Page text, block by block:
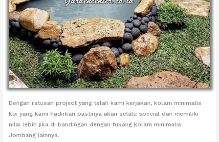
Dengan ratusan project yang telah kami kerjakan, kolam minimalis
koi yang kami hadirkan pastinya akan selalu special dan memiliki
nilai lebih jika di bandingan dengan tukang kolam minimalis
Jombang lainnya.